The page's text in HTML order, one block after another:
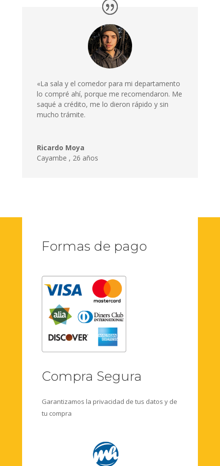
«La sala y el comedor para mi departamento
lo compré ahí, porque me recomendaron. Me
saqué a crédito, me lo dieron rápido y sin
mucho trámite.
Ricardo Moya
Cayambe , 26 años
Formas de pago
Compra Segura
Garantizamos la privacidad de tus datos y de
tu compra